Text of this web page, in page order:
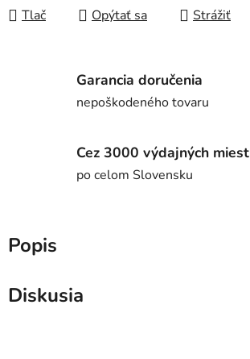
Tlač Opýtať sa Strážiť
Garancia doručenia
nepoškodeného tovaru
Cez 3000 výdajných miest
po celom Slovensku
Popis
Diskusia